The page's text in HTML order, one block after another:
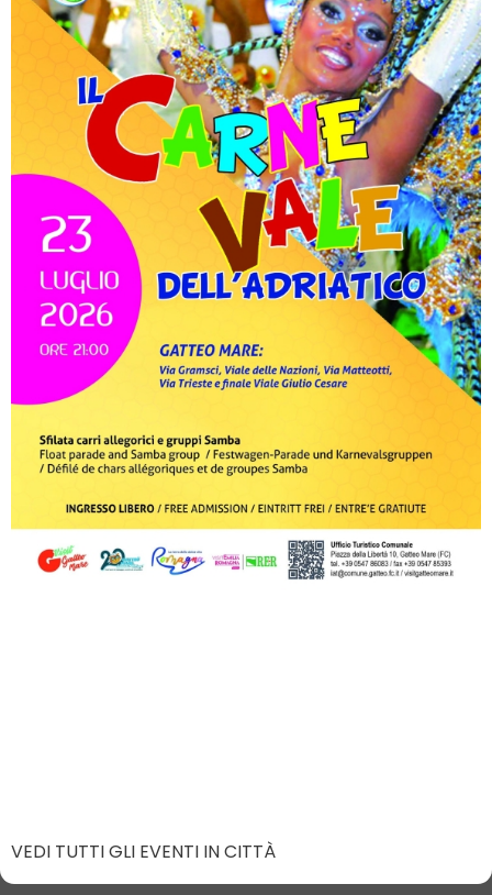
VEDI TUTTI GLI EVENTI IN CITTÀ